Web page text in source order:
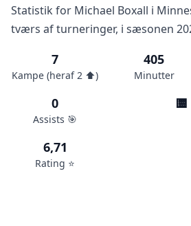
Statistik for Michael Boxall i
tværs af turneringer, i sæsonen
7
Kampe (heraf 2 ⬆️)
405
Minutter
0
Assists 🎯
6,71
Rating ⭐️